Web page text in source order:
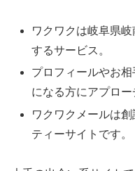
ワクワクは岐阜県
するサービス。
プロフィールやお
になる方にアプロー
ワクワクメールは
ティーサイトです。